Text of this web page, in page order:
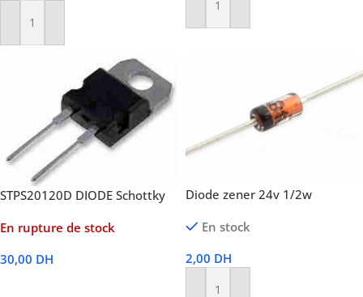
Ajouter Au Panier
Ajouter Au Panier
STPS20120D DIODE Schottky
En rupture de stock
30,00 DH
Diode zener 24v 1/2w
En stock
2,00 DH